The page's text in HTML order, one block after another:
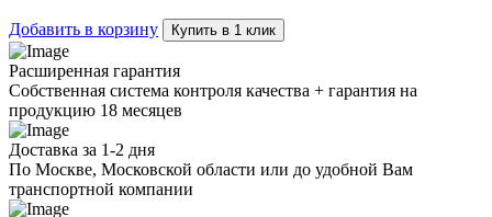
Добавить в корзину Купить в 1 клик
Расширенная гарантия
Собственная система контроля качества + гарантия на
продукцию 18 месяцев
Доставка за 1-2 дня
По Москве, Московской области или до удобной Вам
транспортной компании